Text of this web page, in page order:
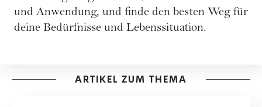
und Anwendung, und finde den besten Weg für
deine Bedürfnisse und Lebenssituation.
ARTIKEL ZUM THEMA